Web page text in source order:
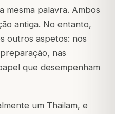
mesma palavra. Ambos
antiga. No entanto,
outros aspetos: nos
nas
que desempenham
um Thailam, e